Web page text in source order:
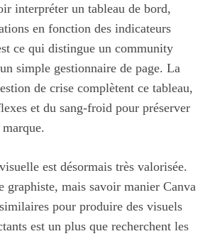
interpréter un tableau de bord,
en fonction des indicateurs
ce qui distingue un community
simple gestionnaire de page. La
de crise complètent ce tableau,
et du sang-froid pour préserver
est désormais très valorisée.
graphiste, mais savoir manier Canva
pour produire des visuels
est un plus que recherchent les